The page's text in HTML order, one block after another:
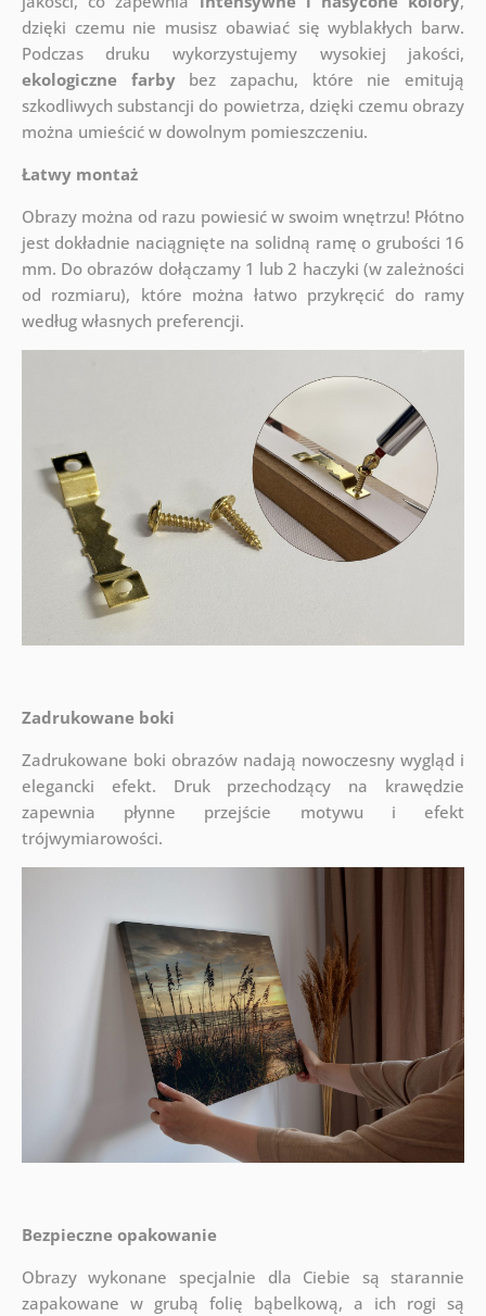
dzięki czemu nie musisz obawiać się wyblakłych barw.
Podczas druku wykorzystujemy wysokiej jakości,
ekologiczne farbybez zapachu, które nie emitują
szkodliwych substancji do powietrza, dzięki czemu obrazy
można umieścić w dowolnym pomieszczeniu.
Łatwy montaż
Obrazy można od razu powiesić w swoim wnętrzu! Płótno
jest dokładnie naciągnięte na solidną ramę o grubości 16
mm. Do obrazów dołączamy 1 lub 2 haczyki (w zależności
od rozmiaru), które można łatwo przykręcić do ramy
według własnych preferencji.
Zadrukowane boki
Zadrukowane boki obrazów nadają nowoczesny wygląd i
elegancki efekt. Druk przechodzący na krawędzie
zapewnia płynne przejście motywu i efekt
trójwymiarowości.
Bezpieczne opakowanie
Obrazy wykonane specjalnie dla Ciebie są starannie
zapakowane w grubą folię bąbelkową, a ich rogi są